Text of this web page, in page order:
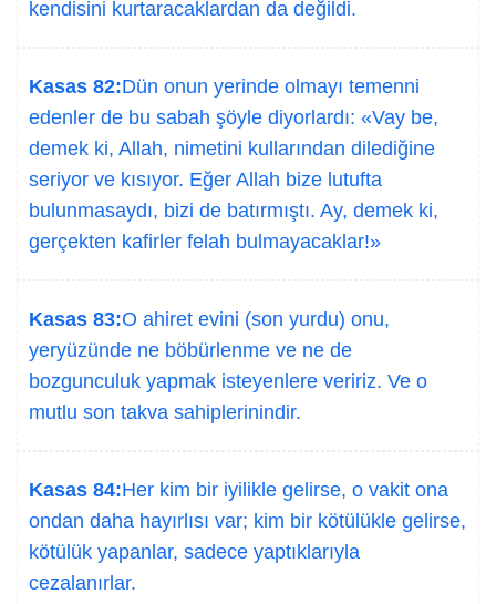
kendisini kurtaracaklardan da değildi.
Kasas 82:Dün onun yerinde olmayı temenni
edenler de bu sabah şöyle diyorlardı: «Vay be,
demek ki, Allah, nimetini kullarından dilediğine
seriyor ve kısıyor. Eğer Allah bize lutufta
bulunmasaydı, bizi de batırmıştı. Ay, demek ki,
gerçekten kafirler felah bulmayacaklar!»
Kasas 83:O ahiret evini (son yurdu) onu,
yeryüzünde ne böbürlenme ve ne de
bozgunculuk yapmak isteyenlere veririz. Ve o
mutlu son takva sahiplerinindir.
Kasas 84:Her kim bir iyilikle gelirse, o vakit ona
ondan daha hayırlısı var; kim bir kötülükle gelirse,
kötülük yapanlar, sadece yaptıklarıyla
cezalanırlar.